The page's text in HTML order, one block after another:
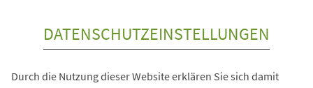
DATENSCHUTZEINSTELLUNGEN
Durch die Nutzung dieser Website erklären Sie sich damit